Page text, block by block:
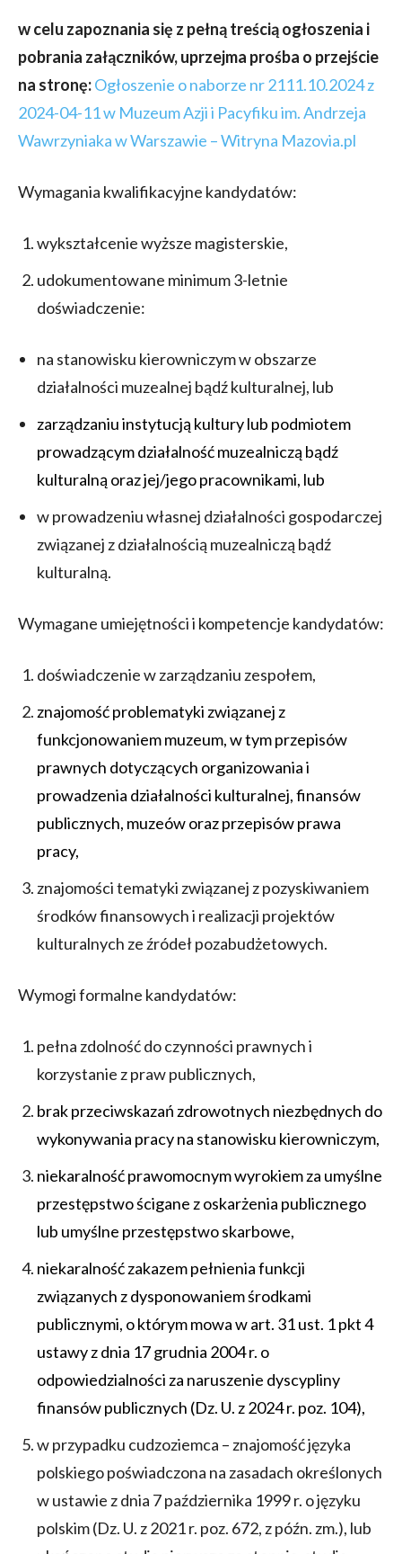
w celu zapoznania się z pełną treścią ogłoszenia i
pobrania załączników, uprzejma prośba o przejście
na stronę:Ogłoszenie o naborze nr 2111.10.2024 z
2024-04-11 w Muzeum Azji i Pacyfiku im. Andrzeja
Wawrzyniaka w Warszawie – Witryna Mazovia.pl
Wymagania kwalifikacyjne kandydatów:
wykształcenie wyższe magisterskie,
udokumentowane minimum 3-letnie
doświadczenie:
na stanowisku kierowniczym w obszarze
działalności muzealnej bądź kulturalnej, lub
zarządzaniu instytucją kultury lub podmiotem
prowadzącym działalność muzealniczą bądź
kulturalną oraz jej/jego pracownikami, lub
w prowadzeniu własnej działalności gospodarczej
związanej z działalnością muzealniczą bądź
kulturalną.
Wymagane umiejętności i kompetencje kandydatów:
doświadczenie w zarządzaniu zespołem,
znajomość problematyki związanej z
funkcjonowaniem muzeum, w tym przepisów
prawnych dotyczących organizowania i
prowadzenia działalności kulturalnej, finansów
publicznych, muzeów oraz przepisów prawa
pracy,
znajomości tematyki związanej z pozyskiwaniem
środków finansowych i realizacji projektów
kulturalnych ze źródeł pozabudżetowych.
Wymogi formalne kandydatów:
pełna zdolność do czynności prawnych i
korzystanie z praw publicznych,
brak przeciwskazań zdrowotnych niezbędnych do
wykonywania pracy na stanowisku kierowniczym,
niekaralność prawomocnym wyrokiem za umyślne
przestępstwo ścigane z oskarżenia publicznego
lub umyślne przestępstwo skarbowe,
niekaralność zakazem pełnienia funkcji
związanych z dysponowaniem środkami
publicznymi, o którym mowa w art. 31 ust. 1 pkt 4
ustawy z dnia 17 grudnia 2004 r. o
odpowiedzialności za naruszenie dyscypliny
finansów publicznych (Dz. U. z 2024 r. poz. 104),
w przypadku cudzoziemca – znajomość języka
polskiego poświadczona na zasadach określonych
w ustawie z dnia 7 października 1999 r. o języku
polskim (Dz. U. z 2021 r. poz. 672, z późn. zm.), lub